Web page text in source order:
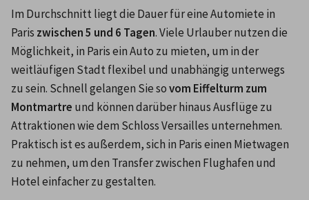
Im Durchschnitt liegt die Dauer für eine Automiete in
Paris zwischen 5 und 6 Tagen. Viele Urlauber nutzen die
Möglichkeit, in Paris ein Auto zu mieten, um in der
weitläufigen Stadt flexibel und unabhängig unterwegs
zu sein. Schnell gelangen Sie so vom Eiffelturm zum
Montmartre und können darüber hinaus Ausflüge zu
Attraktionen wie dem Schloss Versailles unternehmen.
Praktisch ist es außerdem, sich in Paris einen Mietwagen
zu nehmen, um den Transfer zwischen Flughafen und
Hotel einfacher zu gestalten.